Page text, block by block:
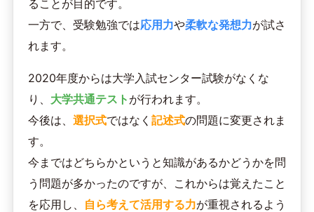
ることが目的です。
一方で、受験勉強では応用力や柔軟な発想力が試さ
れます。
2020年度からは大学入試センター試験がなくな
り、 大学共通テスト が行われます。
今後は、 選択式ではなく 記述式の問題に変更されま
す。
今まではどちらかというと知識があるかどうかを問
う問題が多かったのですが、これからは覚えたこと
を応用し、
自ら考えて活用する力が重視されるよう